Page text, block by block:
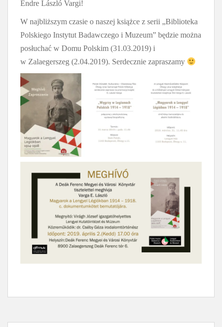
Endre László Vargi!
W najbliższym czasie o naszej książce z serii „Biblioteka
Polskiego Instytut Badawczego i Muzeum” będzie można
posłuchać w Domu Polskim (31.03.2019) i
w Zalaegerszeg (2.04.2019). Serdecznie zapraszamy